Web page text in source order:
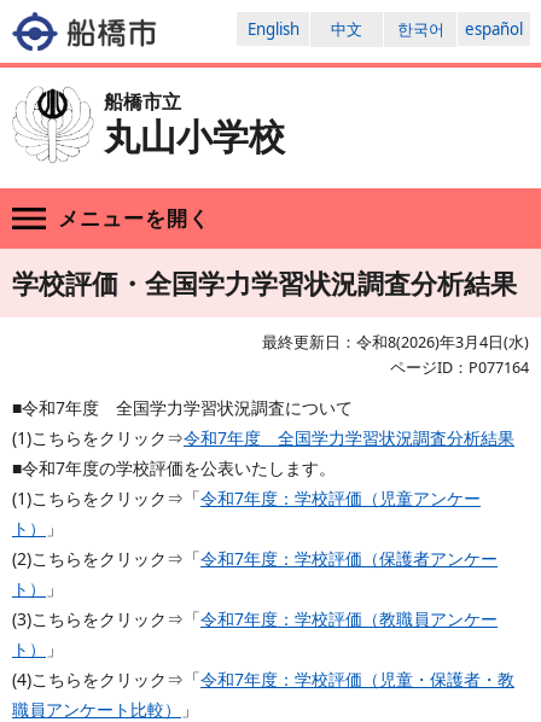
English 中文 한국어 español
船橋市立
丸山小学校
メニューを開く
学校評価・全国学力学習状況調査分析結果
最終更新日：令和8(2026)年3月4日(水)
ページID：P077164
■令和7年度 全国学力学習状況調査について
(1)こちらをクリック⇒令和7年度 全国学力学習状況調査分析結果
■令和7年度の学校評価を公表いたします。
(1)こちらをクリック⇒「令和7年度：学校評価（児童アンケー
ト）
」
(2)こちらをクリック⇒「令和7年度：学校評価（保護者アンケー
ト）
」
(3)こちらをクリック⇒「令和7年度：学校評価（教職員アンケー
ト）
」
(4)こちらをクリック⇒「令和7年度：学校評価（児童・保護者・教
職員アンケート比較）
」